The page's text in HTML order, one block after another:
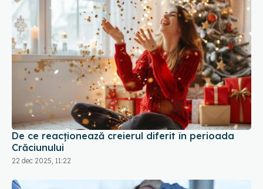
De ce reacționează creierul diferit în perioada
Crăciunului
22 dec 2025, 11:22